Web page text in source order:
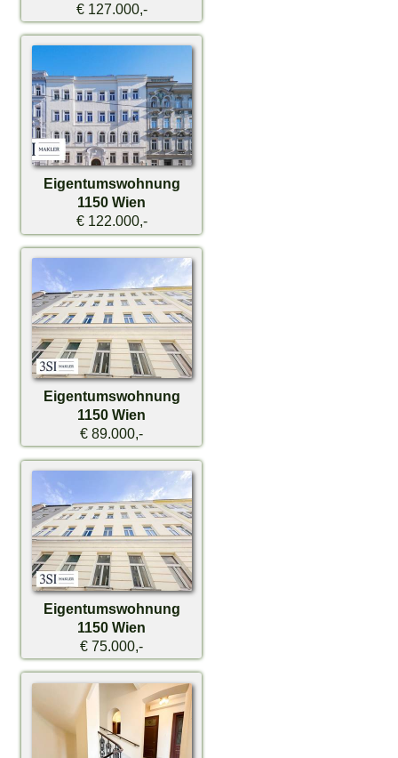
€ 127.000,-
Eigentumswohnung
1150 Wien
€ 122.000,-
Eigentumswohnung
1150 Wien
€ 89.000,-
Eigentumswohnung
1150 Wien
€ 75.000,-